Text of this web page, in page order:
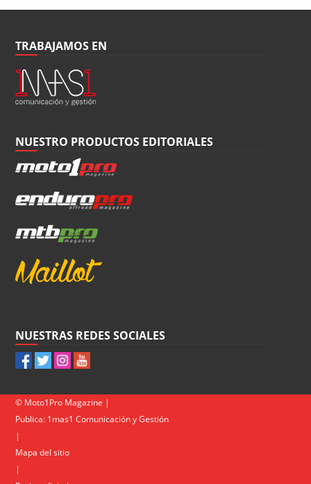
TRABAJAMOS EN
NUESTRO PRODUCTOS EDITORIALES
NUESTRAS REDES SOCIALES
© Moto1Pro Magazine |
Publica: 1mas1 Comunicación y Gestión
|
Mapa del sitio
|